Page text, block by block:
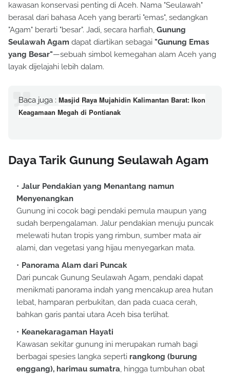
kawasan konservasi penting di Aceh. Nama "Seulawah"
berasal dari bahasa Aceh yang berarti "emas", sedangkan
"Agam" berarti "besar". Jadi, secara harfiah, Gunung
Seulawah Agam dapat diartikan sebagai "Gunung Emas
yang Besar"—sebuah simbol kemegahan alam Aceh yang
layak dijelajahi lebih dalam.
Baca juga : Masjid Raya Mujahidin Kalimantan Barat: Ikon
Keagamaan Megah di Pontianak
Daya Tarik Gunung Seulawah Agam
Jalur Pendakian yang Menantang namun
Menyenangkan
Gunung ini cocok bagi pendaki pemula maupun yang
sudah berpengalaman. Jalur pendakian menuju puncak
melewati hutan tropis yang rimbun, sumber mata air
alami, dan vegetasi yang hijau menyegarkan mata.
Panorama Alam dari Puncak
Dari puncak Gunung Seulawah Agam, pendaki dapat
menikmati panorama indah yang mencakup area hutan
lebat, hamparan perbukitan, dan pada cuaca cerah,
bahkan garis pantai utara Aceh bisa terlihat.
Keanekaragaman Hayati
Kawasan sekitar gunung ini merupakan rumah bagi
berbagai spesies langka seperti rangkong (burung
enggang), harimau sumatra, hingga tumbuhan obat